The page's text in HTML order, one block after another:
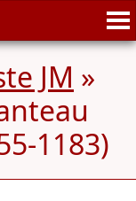
JM »
1183)